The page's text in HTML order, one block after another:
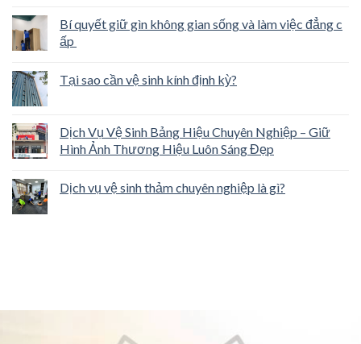
Bí quyết giữ gìn không gian sống và làm việc đẳng c
ấp
Tại sao cần vệ sinh kính định kỳ?
Dịch Vụ Vệ Sinh Bảng Hiệu Chuyên Nghiệp – Giữ
Hình Ảnh Thương Hiệu Luôn Sáng Đẹp
Dịch vụ vệ sinh thảm chuyên nghiệp là gì?